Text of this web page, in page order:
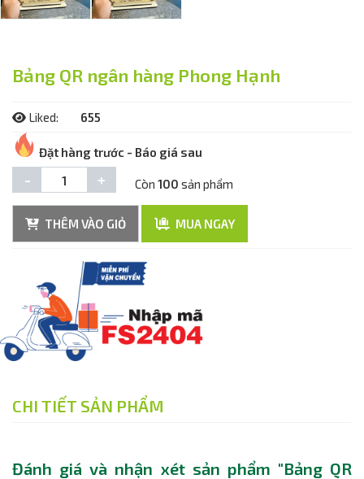
Bảng QR ngân hàng Phong Hạnh
Liked: 655
Đặt hàng trước - Báo giá sau
- + Còn 100 sản phẩm
THÊM VÀO GIỎ MUA NGAY
CHI TIẾT SẢN PHẨM
Đánh giá và nhận xét sản phẩm "Bảng QR